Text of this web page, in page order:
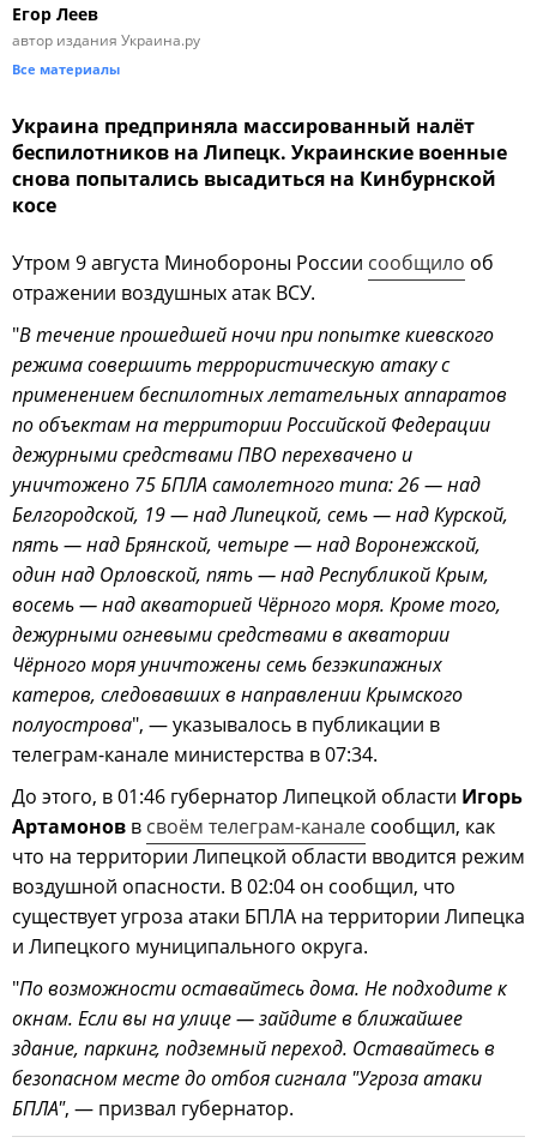
Егор Леев
автор издания Украина.ру
Все материалы
Украина предприняла массированный налёт
беспилотников на Липецк. Украинские военные
снова попытались высадиться на Кинбурнской
косе
Утром 9 августа Минобороны России сообщило об
отражении воздушных атак ВСУ.
"В течение прошедшей ночи при попытке киевского
режима совершить террористическую атаку с
применением беспилотных летательных аппаратов
по объектам на территории Российской Федерации
дежурными средствами ПВО перехвачено и
уничтожено 75 БПЛА самолетного типа: 26 — над
Белгородской, 19 — над Липецкой, семь — над Курской,
пять — над Брянской, четыре — над Воронежской,
один над Орловской, пять — над Республикой Крым,
восемь — над акваторией Чёрного моря. Кроме того,
дежурными огневыми средствами в акватории
Чёрного моря уничтожены семь безэкипажных
катеров, следовавших в направлении Крымского
полуострова", — указывалось в публикации в
телеграм-канале министерства в 07:34.
До этого, в 01:46 губернатор Липецкой области Игорь
Артамонов в своём телеграм-канале сообщил, как
что на территории Липецкой области вводится режим
воздушной опасности. В 02:04 он сообщил, что
существует угроза атаки БПЛА на территории Липецка
и Липецкого муниципального округа.
"По возможности оставайтесь дома. Не подходите к
окнам. Если вы на улице — зайдите в ближайшее
здание, паркинг, подземный переход. Оставайтесь в
безопасном месте до отбоя сигнала "Угроза атаки
БПЛА", — призвал губернатор.